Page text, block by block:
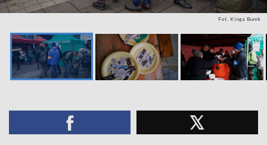
Fot. Kinga Burek